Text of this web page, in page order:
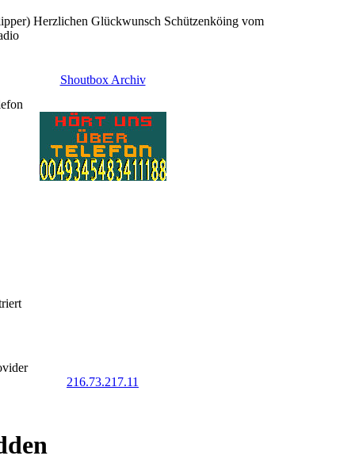
Herzlichen Glückwunsch Schützenköing vom
Shoutbox Archiv
216.73.217.11